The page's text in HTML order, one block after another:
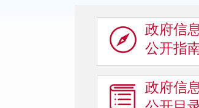
政府信
公开指
政府信